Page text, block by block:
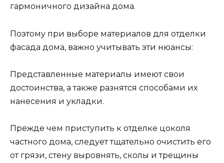
гармоничного дизайна дома.
Поэтому при выборе материалов для отделки
фасада дома, важно учитывать эти нюансы:
Представленные материалы имеют свои
достоинства, а также разнятся способами их
нанесения и укладки.
Прежде чем приступить к отделке цоколя
частного дома, следует тщательно очистить его
от грязи, стену выровнять, сколы и трещины